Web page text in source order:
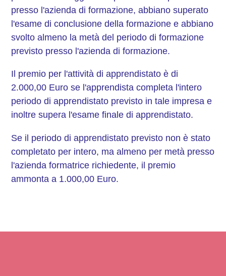
presso l'azienda di formazione, abbiano superato
l'esame di conclusione della formazione e abbiano
svolto almeno la metà del periodo di formazione
previsto presso l'azienda di formazione.
Il premio per l'attività di apprendistato è di
2.000,00 Euro se l'apprendista completa l'intero
periodo di apprendistato previsto in tale impresa e
inoltre supera l'esame finale di apprendistato.
Se il periodo di apprendistato previsto non è stato
completato per intero, ma almeno per metà presso
l'azienda formatrice richiedente, il premio
ammonta a 1.000,00 Euro.